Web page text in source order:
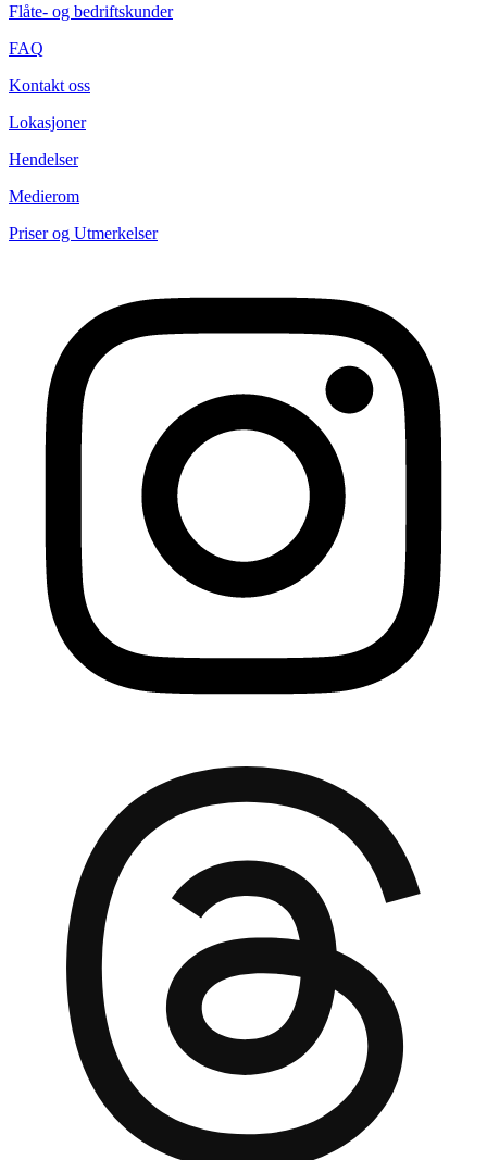
Flåte- og bedriftskunder
FAQ
Kontakt oss
Lokasjoner
Hendelser
Medierom
Priser og Utmerkelser